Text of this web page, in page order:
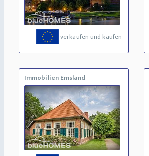
verkaufen und kaufen
Immobilien Emsland